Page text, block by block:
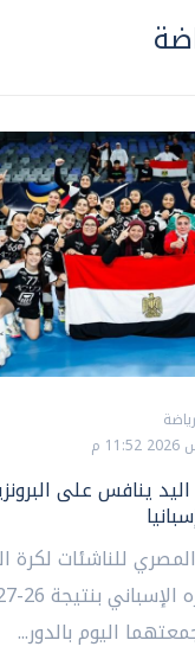
رياضة
ينافس على
اليوم بالدور...